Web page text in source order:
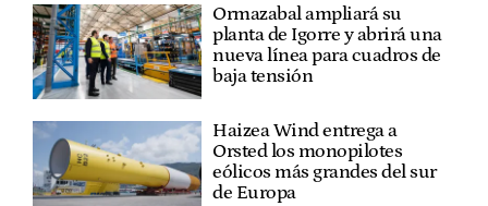
Ormazabal ampliará su
planta de Igorre y abrirá una
nueva línea para cuadros de
baja tensión
Haizea Wind entrega a
Orsted los monopilotes
eólicos más grandes del sur
de Europa